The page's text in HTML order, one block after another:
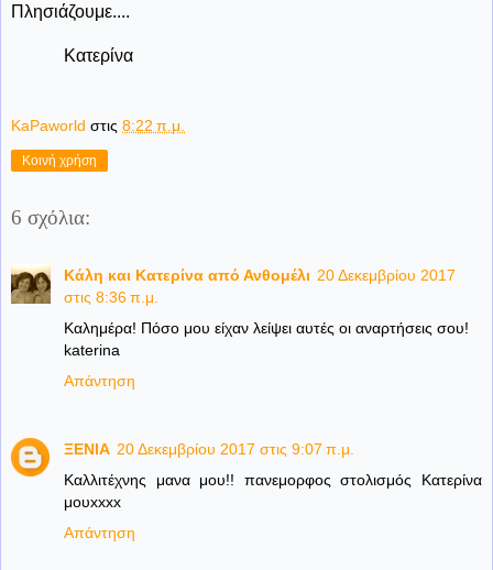
Πλησιάζουμε....
Κατερίνα
KaPaworld στις 8:22 π.μ.
Κοινή χρήση
6 σχόλια:
Κάλη και Κατερίνα από Ανθομέλι 20 Δεκεμβρίου 2017
στις 8:36 π.μ.
Καλημέρα! Πόσο μου είχαν λείψει αυτές οι αναρτήσεις σου!
katerina
Απάντηση
ΞΕΝΙΑ 20 Δεκεμβρίου 2017 στις 9:07 π.μ.
Καλλιτέχνης μανα μου!! πανεμορφος στολισμός Κατερίνα
μουxxxx
Απάντηση